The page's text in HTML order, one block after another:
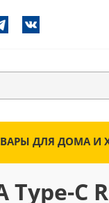
ДЛЯ ДОМА И
Type-C